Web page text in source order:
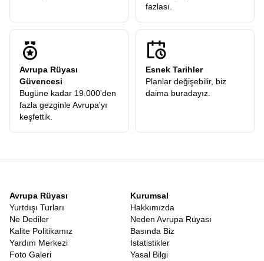
fazlası.
Avrupa Rüyası
Güvencesi
Bugüne kadar 19.000'den
fazla gezginle Avrupa'yı
keşfettik.
Esnek Tarihler
Planlar değişebilir, biz
daima buradayız.
Avrupa Rüyası
Yurtdışı Turları
Ne Dediler
Kalite Politikamız
Yardım Merkezi
Foto Galeri
Kurumsal
Hakkımızda
Neden Avrupa Rüyası
Basında Biz
İstatistikler
Yasal Bilgi